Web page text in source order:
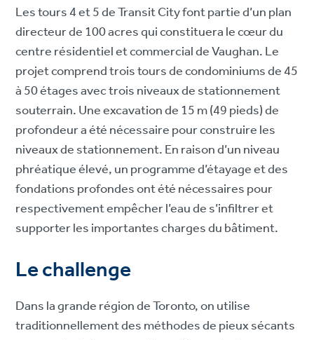
Les tours 4 et 5 de Transit City font partie d’un plan
directeur de 100 acres qui constituera le cœur du
centre résidentiel et commercial de Vaughan. Le
projet comprend trois tours de condominiums de 45
à 50 étages avec trois niveaux de stationnement
souterrain. Une excavation de 15 m (49 pieds) de
profondeur a été nécessaire pour construire les
niveaux de stationnement. En raison d’un niveau
phréatique élevé, un programme d’étayage et des
fondations profondes ont été nécessaires pour
respectivement empêcher l’eau de s’infiltrer et
supporter les importantes charges du bâtiment.
Le challenge
Dans la grande région de Toronto, on utilise
traditionnellement des méthodes de pieux sécants